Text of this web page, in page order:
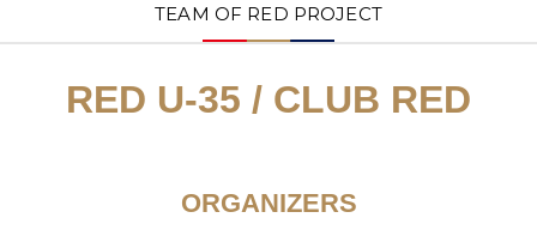
TEAM OF RED PROJECT
RED U-35 / CLUB RED
ORGANIZERS